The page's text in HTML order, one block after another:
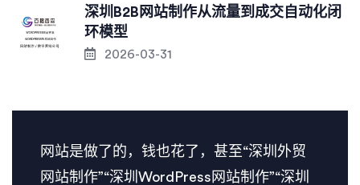
深圳B2B网站制作从流量到成交自动化闭
环模型
2026-03-31
网站是做了的，钱也花了，甚至“深圳外贸
网站制作”“深圳WordPress网站制作”“深圳